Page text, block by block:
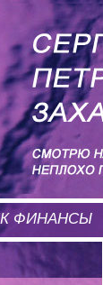
ФИНАНСЫ